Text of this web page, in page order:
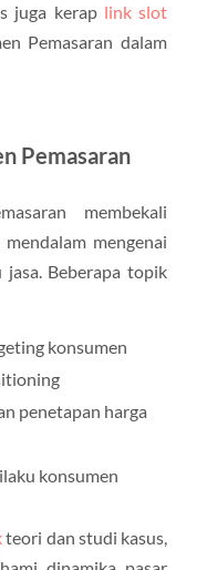
juga kerap link slot
Pemasaran dalam
Pemasaran
membekali
mengenai
Beberapa topik
konsumen
penetapan harga
konsumen
teori dan studi kasus,